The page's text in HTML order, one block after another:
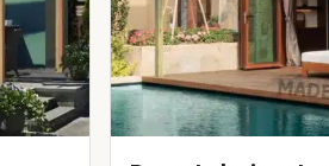
s’agit d’un phénomène
d’inévitable en raison
maximum ces